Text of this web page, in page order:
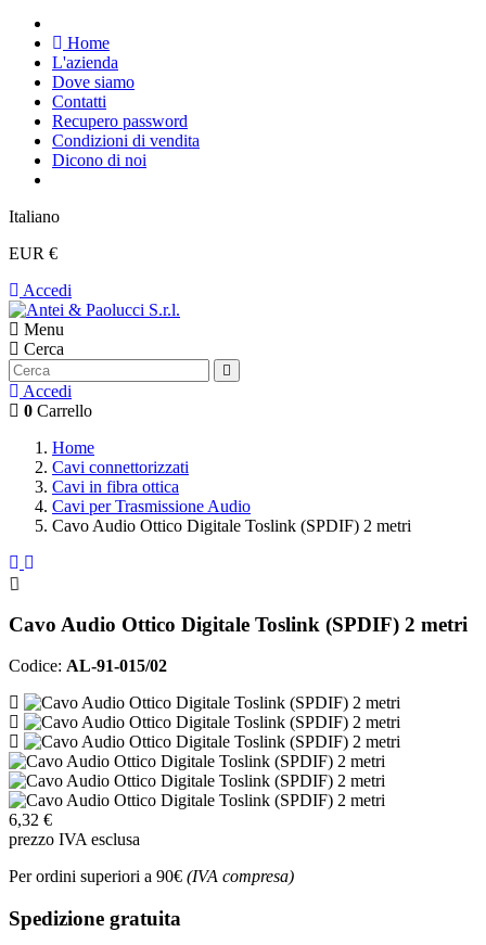
Home
L'azienda
Dove siamo
Contatti
Recupero password
Condizioni di vendita
Dicono di noi
Italiano
EUR €
Accedi
Menu
Cerca
Accedi
0 Carrello
Home
Cavi connettorizzati
Cavi in fibra ottica
Cavi per Trasmissione Audio
Cavo Audio Ottico Digitale Toslink (SPDIF) 2 metri
Cavo Audio Ottico Digitale Toslink (SPDIF) 2 metri
Codice: AL-91-015/02
6,32 €
prezzo IVA esclusa
Per ordini superiori a 90€ (IVA compresa)
Spedizione gratuita